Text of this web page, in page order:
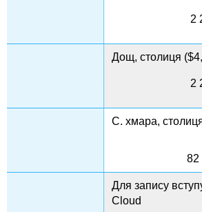
2
Дощ, столиця
2
C. хмара,
82
Для запису
Cloud